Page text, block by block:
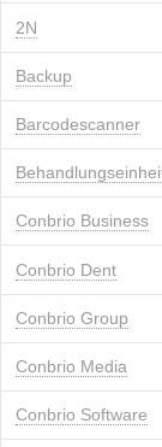
2N
Backup
Barcodescanner
Conbrio Business
Conbrio Dent
Conbrio Group
Conbrio Media
Conbrio Software